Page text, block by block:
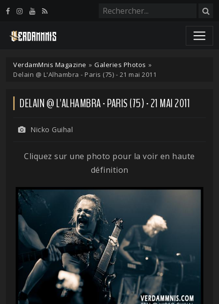
VerdamMnis Magazine » Galeries Photos »
Delain @ L'Alhambra - Paris (75) - 21 mai 2011
DELAIN @ L'ALHAMBRA - PARIS (75) - 21 MAI 2011
Nicko Guihal
Cliquez sur une photo pour la voir en haute
définition
Panneau de gestion des cookies